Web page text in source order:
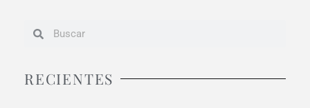
RECIENTES